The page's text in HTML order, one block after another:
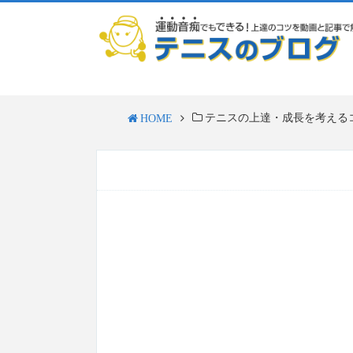
HOME テニスの上達・成長を考える